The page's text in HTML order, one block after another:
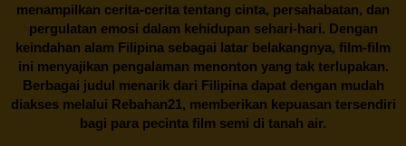
menampilkan cerita-cerita tentang cinta, persahabatan, dan
pergulatan emosi dalam kehidupan sehari-hari. Dengan
keindahan alam Filipina sebagai latar belakangnya, film-film
ini menyajikan pengalaman menonton yang tak terlupakan.
Berbagai judul menarik dari Filipina dapat dengan mudah
diakses melalui Rebahan21, memberikan kepuasan tersendiri
bagi para pecinta film semi di tanah air.